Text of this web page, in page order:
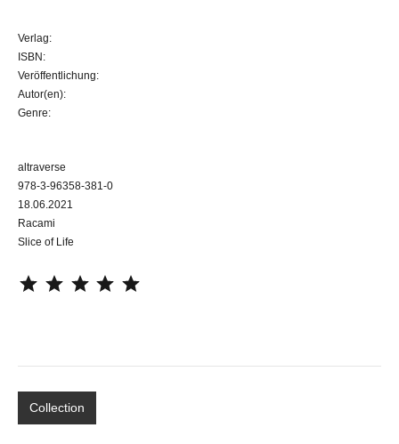
Verlag:
ISBN:
Veröffentlichung:
Autor(en):
Genre:
altraverse
978-3-96358-381-0
18.06.2021
Racami
Slice of Life
Collection